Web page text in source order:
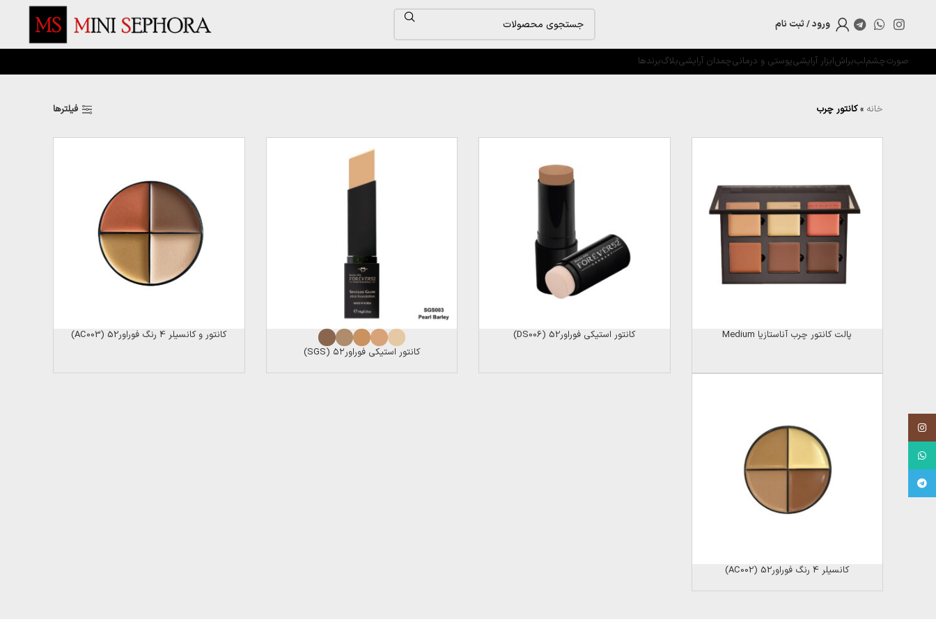
ورود / ثبت نام
صورتچشملببراشابزار آرایشیپوستی و درمانیچمدان آرایشیبلاگبرندها
خانه »کانتور چرب فیلترها
پالت کانتور چرب آناستازیا Medium
کانتور استیکی فوراور52 (DS006)
کانتور استیکی فوراور۵۲ (SGS)
کانتور و کانسیلر 4 رنگ فوراور52 (AC003)
کانسیلر 4 رنگ فوراور52 (AC002)